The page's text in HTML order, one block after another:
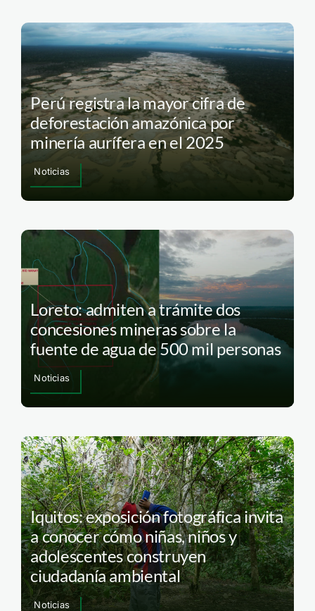
Perú registra la mayor cifra de
deforestación amazónica por
minería aurífera en el 2025
Noticias
Loreto: admiten a trámite dos
concesiones mineras sobre la
fuente de agua de 500 mil personas
Noticias
Iquitos: exposición fotográfica invita
a conocer cómo niñas, niños y
adolescentes construyen
ciudadanía ambiental
Noticias